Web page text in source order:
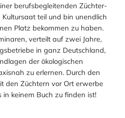
berufsbegleitenden Züchter-
teil und bin unendlich
Platz bekommen zu haben.
verteilt auf zwei Jahre,
in ganz Deutschland,
der ökologischen
zu erlernen. Durch den
den Züchtern vor Ort erwerbe
in keinem Buch zu finden ist!